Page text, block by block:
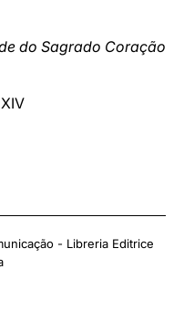
do Sagrado Coração
- Libreria Editrice